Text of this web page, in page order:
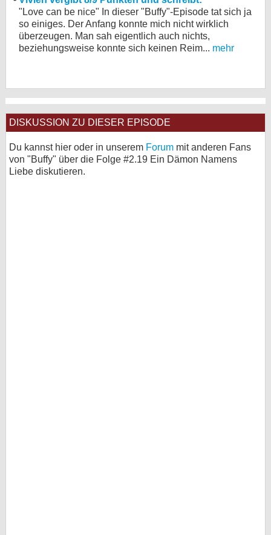
"Love can be nice" In dieser "Buffy"-Episode tat sich ja
so einiges. Der Anfang konnte mich nicht wirklich
überzeugen. Man sah eigentlich auch nichts,
beziehungsweise konnte sich keinen Reim... mehr
DISKUSSION ZU DIESER EPISODE
Du kannst hier oder in unserem Forum mit anderen Fans
von "Buffy" über die Folge #2.19 Ein Dämon Namens
Liebe diskutieren.